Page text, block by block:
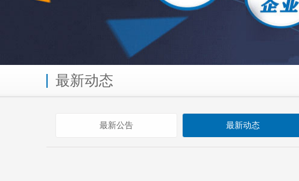
最新动态
最新公告 最新动态